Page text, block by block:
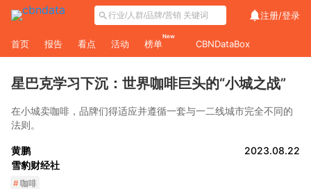
注册/登录
首页 报告 看点 活动 榜单
New
CBNDataBox
星巴克学习下沉：世界咖啡巨头的“小城之战”
在小城卖咖啡，品牌们得适应并遵循一套与一二线城市完全不同的
法则。
黄鹏
雪豹财经社
2023.08.22
#咖啡